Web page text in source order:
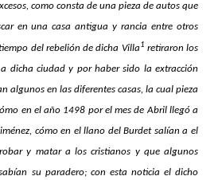
como consta de una pieza de autos que
en una casa antigua y rancia entre otros
del rebelión de dicha Villa1 retiraron los
dicha ciudad y por haber sido la extracción
algunos en las diferentes casas, la cual pieza
en el año 1498 por el mes de Abril llegó a
cómo en el llano del Burdet salían a el
y matar a los cristianos y que algunos
su paradero; con esta noticia el dicho